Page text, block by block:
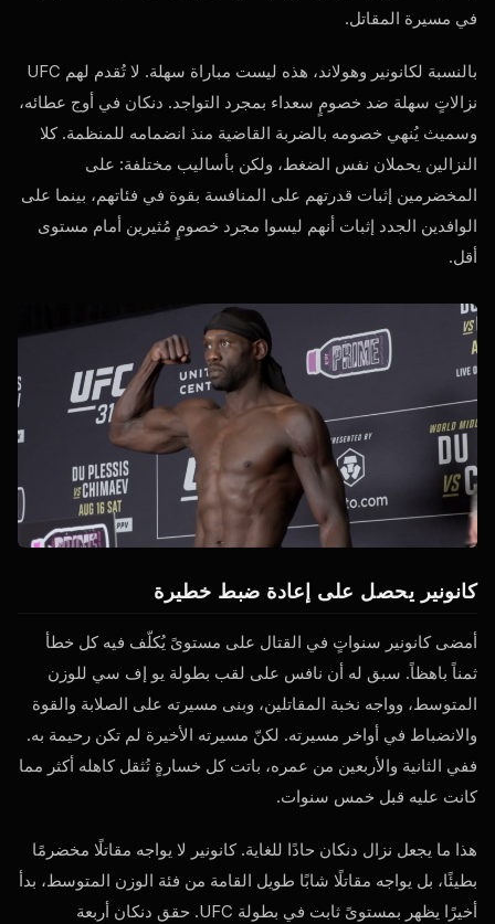
في مسيرة المقاتل.
بالنسبة لكانونير وهولاند، هذه ليست مباراة سهلة. لا تُقدم لهم UFC
نزالاتٍ سهلة ضد خصومٍ سعداء بمجرد التواجد. دنكان في أوج عطائه،
وسميث يُنهي خصومه بالضربة القاضية منذ انضمامه للمنظمة. كلا
النزالين يحملان نفس الضغط، ولكن بأساليب مختلفة: على
المخضرمين إثبات قدرتهم على المنافسة بقوة في فئاتهم، بينما على
الوافدين الجدد إثبات أنهم ليسوا مجرد خصومٍ مُثيرين أمام مستوى
أقل.
كانونير يحصل على إعادة ضبط خطيرة
أمضى كانونير سنواتٍ في القتال على مستوىً يُكلّف فيه كل خطأ
ثمناً باهظاً. سبق له أن نافس على لقب بطولة يو إف سي للوزن
المتوسط، وواجه نخبة المقاتلين، وبنى مسيرته على الصلابة والقوة
والانضباط في أواخر مسيرته. لكنّ مسيرته الأخيرة لم تكن رحيمة به.
ففي الثانية والأربعين من عمره، باتت كل خسارةٍ تُثقل كاهله أكثر مما
كانت عليه قبل خمس سنوات.
هذا ما يجعل نزال دنكان حادًا للغاية. كانونير لا يواجه مقاتلًا مخضرمًا
بطيئًا، بل يواجه مقاتلًا شابًا طويل القامة من فئة الوزن المتوسط، بدأ
أخيرًا يظهر بمستوىً ثابت في بطولة UFC. حقق دنكان أربعة